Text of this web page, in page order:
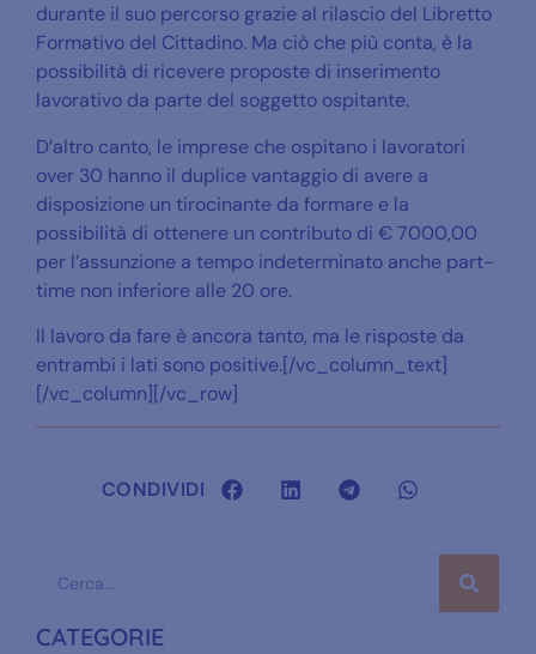
durante il suo percorso grazie al rilascio del Libretto
Formativo del Cittadino. Ma ciò che più conta, è la
possibilità di ricevere proposte di inserimento
lavorativo da parte del soggetto ospitante.
D’altro canto, le imprese che ospitano i lavoratori
over 30 hanno il duplice vantaggio di avere a
disposizione un tirocinante da formare e la
possibilità di ottenere un contributo di € 7000,00
per l’assunzione a tempo indeterminato anche part-
time non inferiore alle 20 ore.
Il lavoro da fare è ancora tanto, ma le risposte da
entrambi i lati sono positive.[/vc_column_text]
[/vc_column][/vc_row]
CONDIVIDI
CATEGORIE